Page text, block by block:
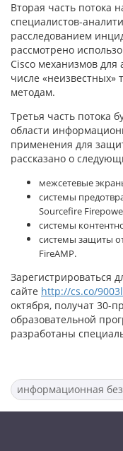
Вторая часть потока
специалистов-
расследованием
рассмотрено
Cisco механизмов для
числе
методам.
Третья часть потока
области
применения для
рассказано о
межсетевые
системы
Sourcefire
системы
системы защиты
FireAMP.
Зарегистрироваться
сайте http://cs.co/
октября, получат 30-
образовательной
разработаны
информационная